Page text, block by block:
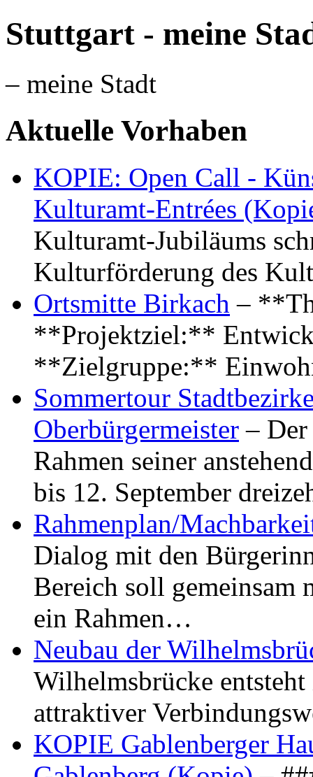
Stuttgart - meine
– meine Stadt
Aktuelle Vorhaben
KOPIE: Open Call -
Kulturamt-Entrées
Kulturamt-Jubiläums
Kulturförderung des
Ortsmitte Birkach –
**Projektziel:**
**Zielgruppe:**
Sommertour
Oberbürgermeister –
Rahmen seiner
bis 12. September
Rahmenplan/
Dialog mit den
Bereich soll gemeinsam
ein Rahmen…
Neubau der
Wilhelmsbrücke
attraktiver
KOPIE Gablenberger